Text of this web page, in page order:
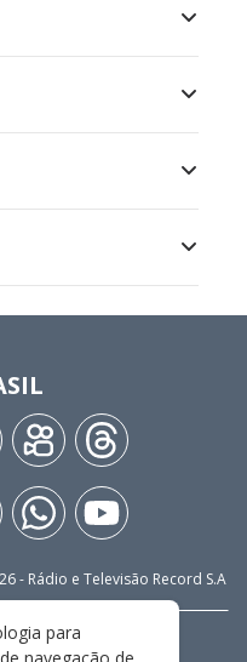
- Rádio e Televisão Record S.A
PRIVACIDADE
para